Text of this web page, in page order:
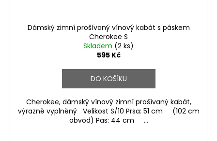
Dámský zimní prošívaný vínový kabát s páskem
Cherokee S
Skladem (2 ks)
595 Kč
DO KOŠÍKU
Cherokee, dámský vínový zimní prošívaný kabát,
výrazně vyplněný Velikost S/10 Prsa: 51 cm (102 cm
obvod) Pas: 44 cm ...